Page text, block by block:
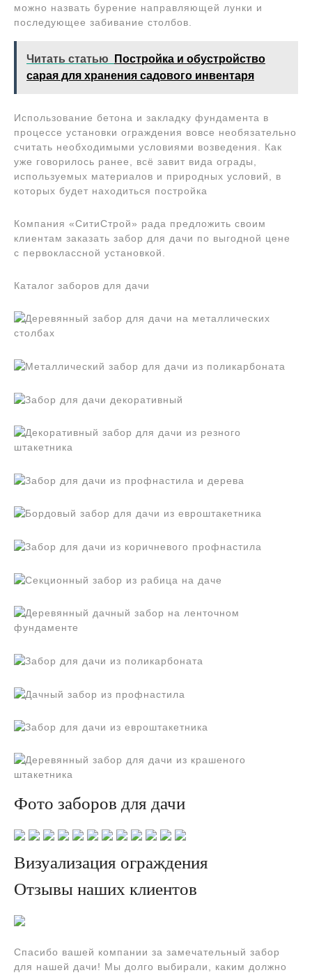
можно назвать бурение направляющей лунки и
последующее забивание столбов.
Читать статью
Постройка и обустройство
сарая для хранения садового инвентаря
Использование бетона и закладку фундамента в
процессе установки ограждения вовсе необязательно
считать необходимыми условиями возведения. Как
уже говорилось ранее, всё завит вида ограды,
используемых материалов и природных условий, в
которых будет находиться постройка
Компания «СитиСтрой» рада предложить своим
клиентам заказать забор для дачи по выгодной цене
с первоклассной установкой.
Каталог заборов для дачи
Фото заборов для дачи
Визуализация ограждения
Отзывы наших клиентов
Спасибо вашей компании за замечательный забор
для нашей дачи! Мы долго выбирали, каким должно